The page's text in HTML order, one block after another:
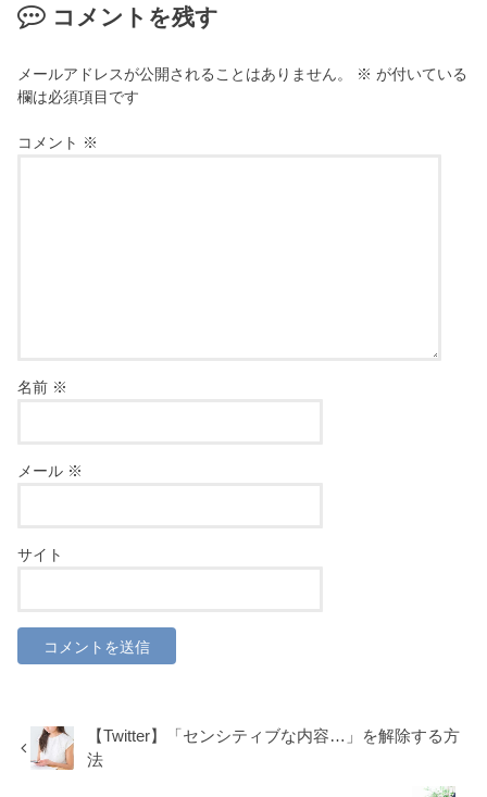
コメントを残す
メールアドレスが公開されることはありません。 ※ が付いている
欄は必須項目です
コメント ※
名前 ※
メール ※
サイト
【Twitter】「センシティブな内容…」を解除する方
法